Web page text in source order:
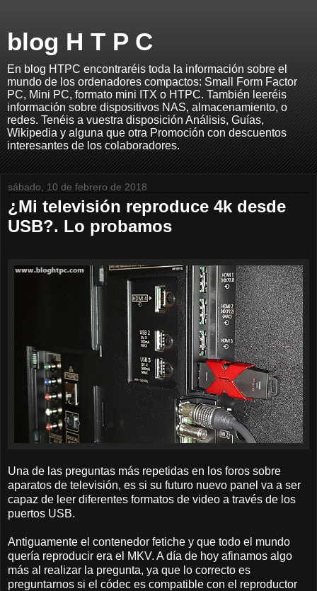
blog H T P C
En blog HTPC encontraréis toda la información sobre el
mundo de los ordenadores compactos: Small Form Factor
PC, Mini PC, formato mini ITX o HTPC. También leeréis
información sobre dispositivos NAS, almacenamiento, o
redes. Tenéis a vuestra disposición Análisis, Guías,
Wikipedia y alguna que otra Promoción con descuentos
interesantes de los colaboradores.
sábado, 10 de febrero de 2018
¿Mi televisión reproduce 4k desde
USB?. Lo probamos
Una de las preguntas más repetidas en los foros sobre
aparatos de televisión, es si su futuro nuevo panel va a ser
capaz de leer diferentes formatos de video a través de los
puertos USB.
Antiguamente el contenedor fetiche y que todo el mundo
quería reproducir era el MKV. A día de hoy afinamos algo
más al realizar la pregunta, ya que lo correcto es
preguntarnos si el códec es compatible con el reproductor